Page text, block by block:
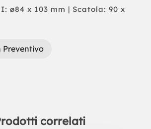
ø84 x 103 mm | Scatola: 90 x
Preventivo
correlati